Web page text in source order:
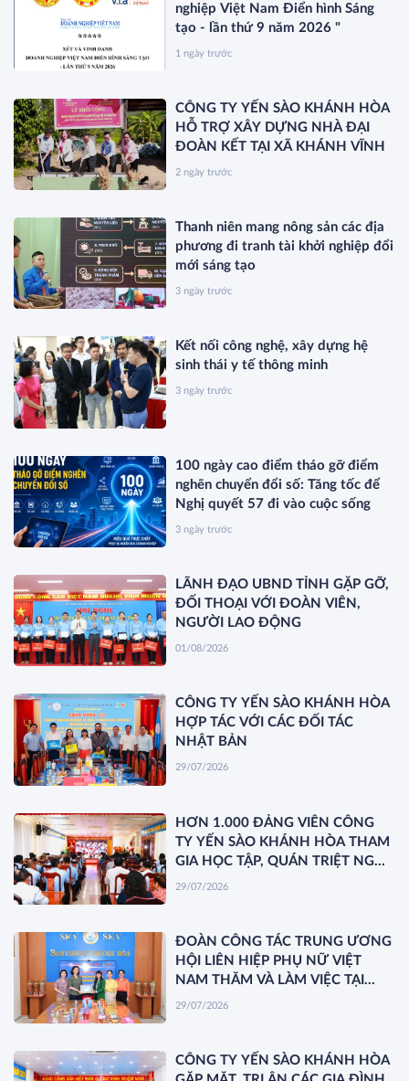
nghiệp Việt Nam Điển hình Sáng
tạo - lần thứ 9 năm 2026 "
1 ngày trước
CÔNG TY YẾN SÀO KHÁNH HÒA
HỖ TRỢ XÂY DỰNG NHÀ ĐẠI
ĐOÀN KẾT TẠI XÃ KHÁNH VĨNH
2 ngày trước
Thanh niên mang nông sản các địa
phương đi tranh tài khởi nghiệp đổi
mới sáng tạo
3 ngày trước
Kết nối công nghệ, xây dựng hệ
sinh thái y tế thông minh
3 ngày trước
100 ngày cao điểm tháo gỡ điểm
nghẽn chuyển đổi số: Tăng tốc để
Nghị quyết 57 đi vào cuộc sống
3 ngày trước
LÃNH ĐẠO UBND TỈNH GẶP GỠ,
ĐỐI THOẠI VỚI ĐOÀN VIÊN,
NGƯỜI LAO ĐỘNG
01/08/2026
CÔNG TY YẾN SÀO KHÁNH HÒA
HỢP TÁC VỚI CÁC ĐỐI TÁC
NHẬT BẢN
29/07/2026
HƠN 1.000 ĐẢNG VIÊN CÔNG
TY YẾN SÀO KHÁNH HÒA THAM
GIA HỌC TẬP, QUÁN TRIỆT NGHỊ
QUYẾT HỘI NGHỊ TRUNG ƯƠNG
29/07/2026
ĐOÀN CÔNG TÁC TRUNG ƯƠNG
HỘI LIÊN HIỆP PHỤ NỮ VIỆT
NAM THĂM VÀ LÀM VIỆC TẠI
YẾN SÀO KHÁNH HÒA
29/07/2026
CÔNG TY YẾN SÀO KHÁNH HÒA